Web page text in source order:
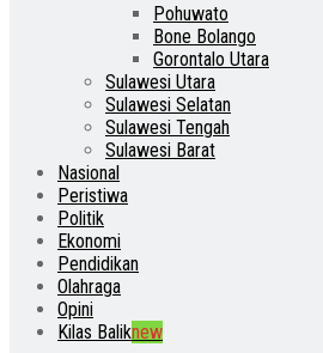
Pohuwato
Bone Bolango
Gorontalo Utara
Sulawesi Utara
Sulawesi Selatan
Sulawesi Tengah
Sulawesi Barat
Nasional
Peristiwa
Politik
Ekonomi
Pendidikan
Olahraga
Opini
Kilas Baliknew